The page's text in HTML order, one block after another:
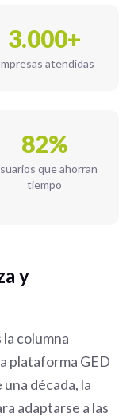
3.000+
atendidas
82%
que ahorran
tiempo
y
columna
plataforma GED
década, la
adaptarse a las